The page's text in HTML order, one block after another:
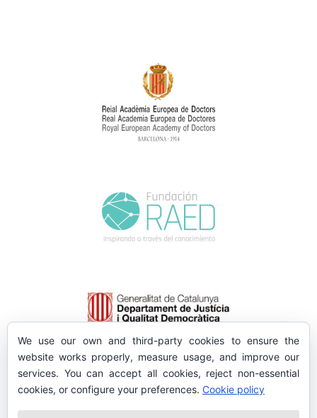
We use our own and third-party cookies to ensure the
website works properly, measure usage, and improve our
services. You can accept all cookies, reject non-essential
cookies, or configure your preferences. Cookie policy